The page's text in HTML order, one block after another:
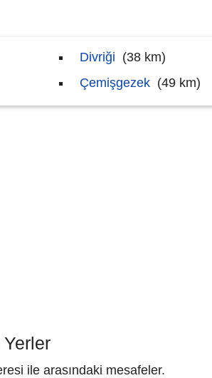
Divriği (38 km)
Çemişgezek (49 km)
Yerler
ile arasındaki mesafeler.